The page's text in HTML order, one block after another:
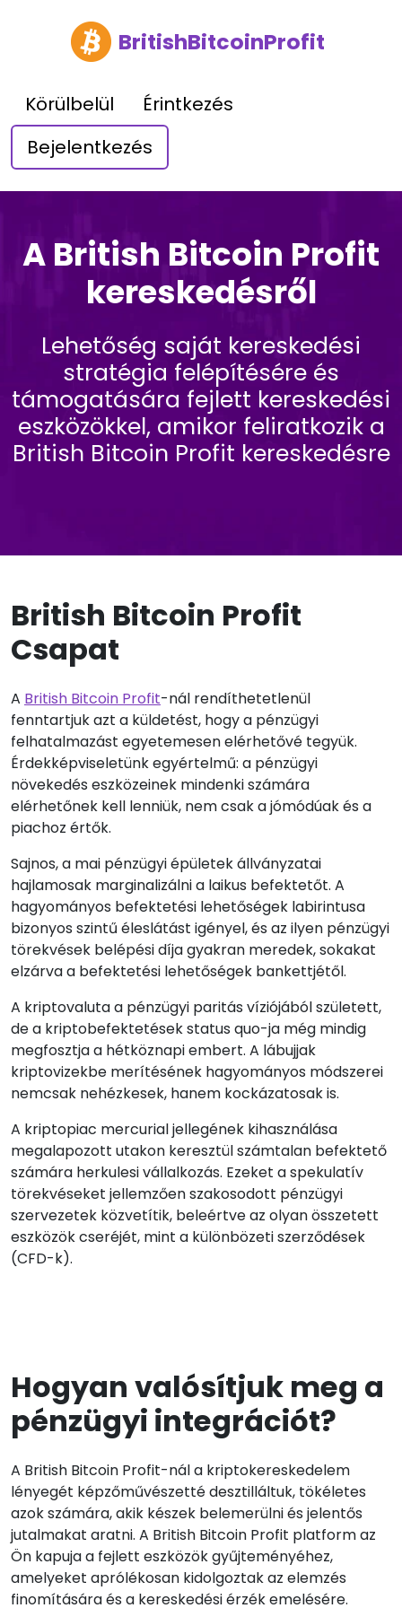
BritishBitcoinProfit
Körülbelül
Érintkezés
Bejelentkezés
A British Bitcoin Profit
kereskedésről
Lehetőség saját kereskedési
stratégia felépítésére és
támogatására fejlett kereskedési
eszközökkel, amikor feliratkozik a
British Bitcoin Profit kereskedésre
British Bitcoin Profit
Csapat
A British Bitcoin Profit-nál rendíthetetlenül
fenntartjuk azt a küldetést, hogy a pénzügyi
felhatalmazást egyetemesen elérhetővé tegyük.
Érdekképviseletünk egyértelmű: a pénzügyi
növekedés eszközeinek mindenki számára
elérhetőnek kell lenniük, nem csak a jómódúak és a
piachoz értők.
Sajnos, a mai pénzügyi épületek állványzatai
hajlamosak marginalizálni a laikus befektetőt. A
hagyományos befektetési lehetőségek labirintusa
bizonyos szintű éleslátást igényel, és az ilyen pénzügyi
törekvések belépési díja gyakran meredek, sokakat
elzárva a befektetési lehetőségek bankettjétől.
A kriptovaluta a pénzügyi paritás víziójából született,
de a kriptobefektetések status quo-ja még mindig
megfosztja a hétköznapi embert. A lábujjak
kriptovizekbe merítésének hagyományos módszerei
nemcsak nehézkesek, hanem kockázatosak is.
A kriptopiac mercurial jellegének kihasználása
megalapozott utakon keresztül számtalan befektető
számára herkulesi vállalkozás. Ezeket a spekulatív
törekvéseket jellemzően szakosodott pénzügyi
szervezetek közvetítik, beleértve az olyan összetett
eszközök cseréjét, mint a különbözeti szerződések
(CFD-k).
Hogyan valósítjuk meg a
pénzügyi integrációt?
A British Bitcoin Profit-nál a kriptokereskedelem
lényegét képzőművészetté desztilláltuk, tökéletes
azok számára, akik készek belemerülni és jelentős
jutalmakat aratni. A British Bitcoin Profit platform az
Ön kapuja a fejlett eszközök gyűjteményéhez,
amelyeket aprólékosan kidolgoztak az elemzés
finomítására és a kereskedési érzék emelésére.